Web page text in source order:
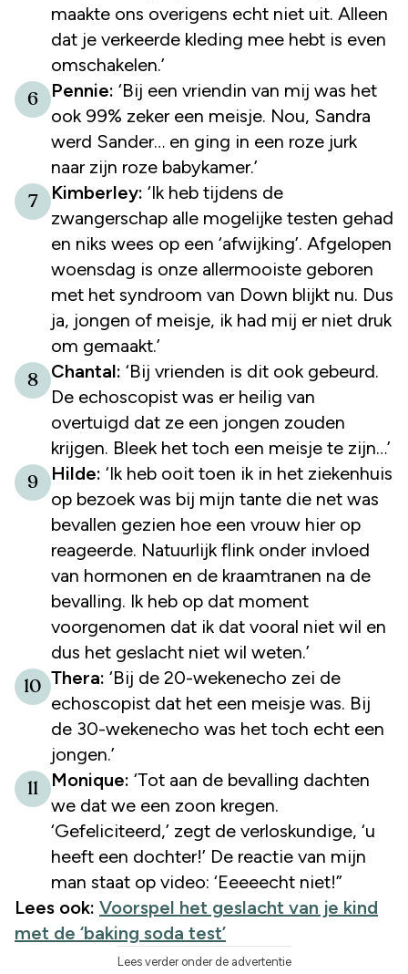
maakte ons overigens echt niet uit. Alleen
dat je verkeerde kleding mee hebt is even
omschakelen.’
6 Pennie: ‘Bij een vriendin van mij was het
ook 99% zeker een meisje. Nou, Sandra
werd Sander… en ging in een roze jurk
naar zijn roze babykamer.’
7 Kimberley: ‘Ik heb tijdens de
zwangerschap alle mogelijke testen gehad
en niks wees op een ‘afwijking’. Afgelopen
woensdag is onze allermooiste geboren
met het syndroom van Down blijkt nu. Dus
ja, jongen of meisje, ik had mij er niet druk
om gemaakt.’
8 Chantal: ‘Bij vrienden is dit ook gebeurd.
De echoscopist was er heilig van
overtuigd dat ze een jongen zouden
krijgen. Bleek het toch een meisje te zijn…’
9 Hilde: ‘Ik heb ooit toen ik in het ziekenhuis
op bezoek was bij mijn tante die net was
bevallen gezien hoe een vrouw hier op
reageerde. Natuurlijk flink onder invloed
van hormonen en de kraamtranen na de
bevalling. Ik heb op dat moment
voorgenomen dat ik dat vooral niet wil en
dus het geslacht niet wil weten.’
10 Thera: ‘Bij de 20-wekenecho zei de
echoscopist dat het een meisje was. Bij
de 30-wekenecho was het toch echt een
jongen.’
11 Monique: ‘Tot aan de bevalling dachten
we dat we een zoon kregen.
‘Gefeliciteerd,’ zegt de verloskundige, ‘u
heeft een dochter!’ De reactie van mijn
man staat op video: ‘Eeeeecht niet!”
Lees ook: Voorspel het geslacht van je kind
met de ‘baking soda test’
Lees verder onder de advertentie